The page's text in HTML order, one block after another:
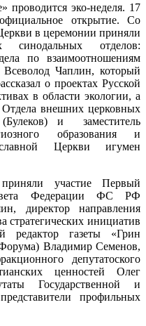
эко-неделя. 17
открытие. Со
в церемонии приняли
синодальных отделов:
по взаимоотношениям
Чаплин, который
о проектах Русской
в области экологии, а
Отдела внешних церковных
и заместитель
образования и
Церкви игумен
участие Первый
Федерации ФС РФ
директор направления
стратегических инициатив
редактор газеты «Грин
Владимир Семенов,
депутатоского
ценностей Олег
Государственной и
профильных